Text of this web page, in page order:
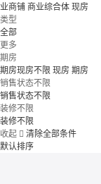
业商铺 商业综合体 现房
类型
全部
更多
期房
期房现房不限 现房 期房
销售状态不限
销售状态不限
装修不限
装修不限
收起  清除全部条件
默认排序